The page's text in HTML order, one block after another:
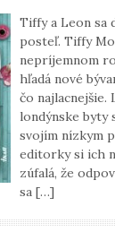
Tiffy a Leon sa
posteľ. Tiffy
nepríjemnom
hľadá nové
čo najlacnejšie.
londýnske byty
svojím nízkym
editorky si ich
zúfalá, že
sa […]